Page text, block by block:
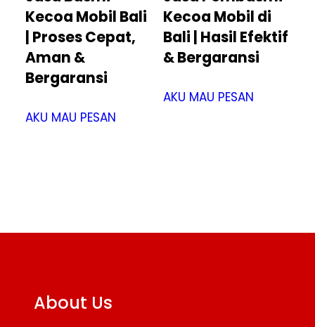
Kecoa Mobil Bali
| Proses Cepat,
Aman &
Bergaransi
AKU MAU PESAN
Kecoa Mobil di
Bali | Hasil Efektif
& Bergaransi
AKU MAU PESAN
About Us